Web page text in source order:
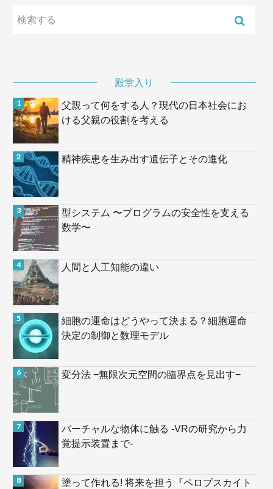
殿堂入り
父親って何をする人？現代の日本社会にお
ける父親の役割を考える
精神疾患を生み出す遺伝子とその進化
型システム 〜プログラムの安全性を支える
数学〜
人間と人工知能の違い
細胞の運命はどうやって決まる？細胞運命
決定の制御と数理モデル
変分法 −無限次元空間の臨界点を見出す−
バーチャルな物体に触る -VRの研究から力
覚提示装置まで-
塗って作れる! 将来を担う『ペロブスカイト